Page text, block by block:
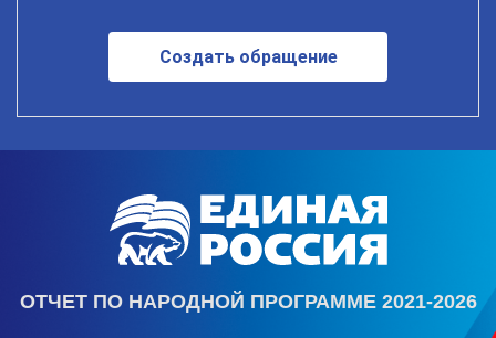
Создать обращение
ОТЧЕТ ПО НАРОДНОЙ ПРОГРАММЕ 2021-2026